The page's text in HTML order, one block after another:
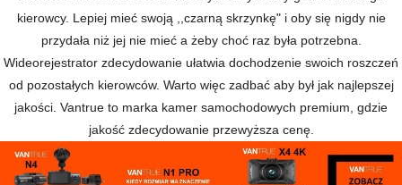
kierowcy. Lepiej mieć swoją ,,czarną skrzynkę" i oby się nigdy nie
przydała niż jej nie mieć a żeby choć raz była potrzebna.
Wideorejestrator zdecydowanie ułatwia dochodzenie swoich roszczeń
od pozostałych kierowców. Warto więc zadbać aby był jak najlepszej
jakości. Vantrue to marka kamer samochodowych premium, gdzie
jakość zdecydowanie przewyższa cenę.